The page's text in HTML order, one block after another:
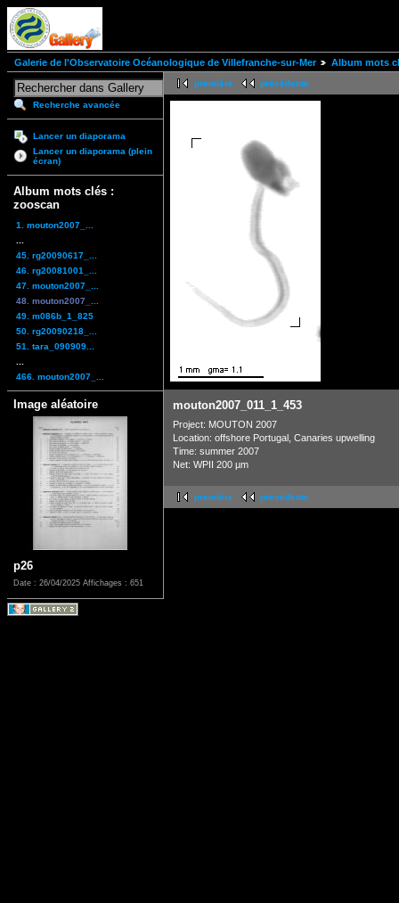
Galerie de l'Observatoire Océanologique de Villefranche-sur-Mer Album mots
Recherche avancée
Lancer un diaporama
Lancer un diaporama (plein
écran)
Album mots clés :
zooscan
1. mouton2007_...
45. rg20090617_...
46. rg20081001_...
47. mouton2007_...
48. mouton2007_...
49. m086b_1_825
50. rg20090218_...
51. tara_090909...
466. mouton2007_...
Image aléatoire
p26
Date : 26/04/2025 Affichages : 651
première précédente
mouton2007_011_1_453
Project: MOUTON 2007
Location: offshore Portugal, Canaries upwelling
Time: summer 2007
Net: WPII 200 µm
première précédente